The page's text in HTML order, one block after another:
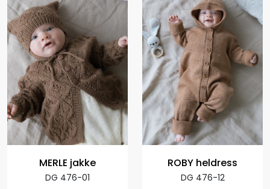
MERLE jakke
DG 476-01
ROBY heldress
DG 476-12